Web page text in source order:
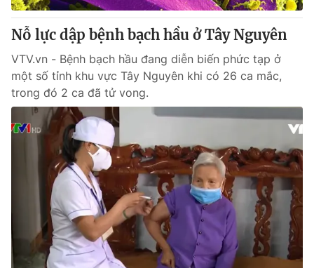
Nỗ lực dập bệnh bạch hầu ở Tây Nguyên
VTV.vn - Bệnh bạch hầu đang diễn biến phức tạp ở
một số tỉnh khu vực Tây Nguyên khi có 26 ca mắc,
trong đó 2 ca đã tử vong.